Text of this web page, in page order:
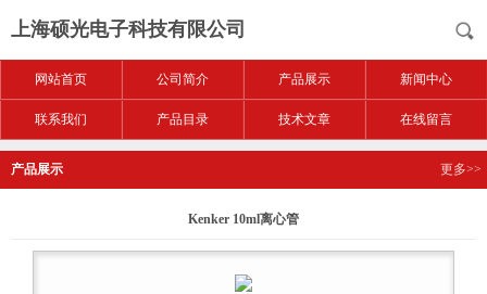
上海硕光电子科技有限公司
网站首页 公司简介 产品展示 新闻中心
联系我们 产品目录 技术文章 在线留言
产品展示 更多>>
Kenker 10ml离心管